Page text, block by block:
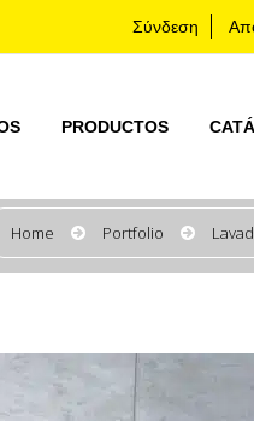
Σύνδεση
PRODUCTOS
Home Portfolio